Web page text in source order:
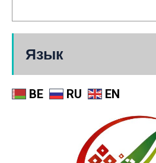
Язык
BE RU EN